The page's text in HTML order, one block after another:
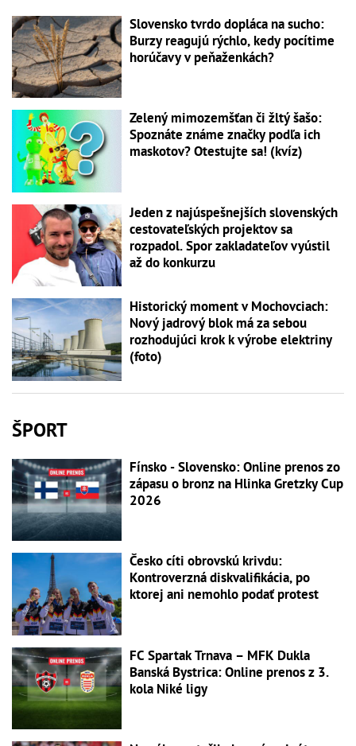
Slovensko tvrdo dopláca na sucho:
Burzy reagujú rýchlo, kedy pocítime
horúčavy v peňaženkách?
Zelený mimozemšťan či žltý šašo:
Spoznáte známe značky podľa ich
maskotov? Otestujte sa! (kvíz)
Jeden z najúspešnejších slovenských
cestovateľských projektov sa
rozpadol. Spor zakladateľov vyústil
až do konkurzu
Historický moment v Mochovciach:
Nový jadrový blok má za sebou
rozhodujúci krok k výrobe elektriny
(foto)
ŠPORT
Fínsko - Slovensko: Online prenos zo
zápasu o bronz na Hlinka Gretzky Cup
2026
Česko cíti obrovskú krivdu:
Kontroverzná diskvalifikácia, po
ktorej ani nemohlo podať protest
FC Spartak Trnava – MFK Dukla
Banská Bystrica: Online prenos z 3.
kola Niké ligy